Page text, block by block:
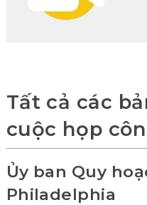
Tất cả các
cuộc họp
Ủy ban Quy
Philadelphia